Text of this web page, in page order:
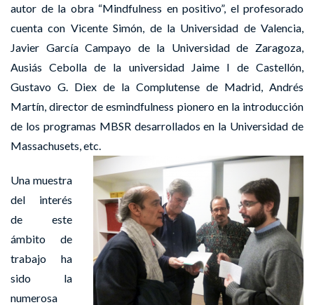
autor de la obra “Mindfulness en positivo”, el profesorado
cuenta con Vicente Simón, de la Universidad de Valencia,
Javier García Campayo de la Universidad de Zaragoza,
Ausiás Cebolla de la universidad Jaime I de Castellón,
Gustavo G. Diex de la Complutense de Madrid, Andrés
Martín, director de esmindfulness pionero en la introducción
de los programas MBSR desarrollados en la Universidad de
Massachusets, etc.
Una muestra
del interés
de este
ámbito de
trabajo ha
sido la
numerosa